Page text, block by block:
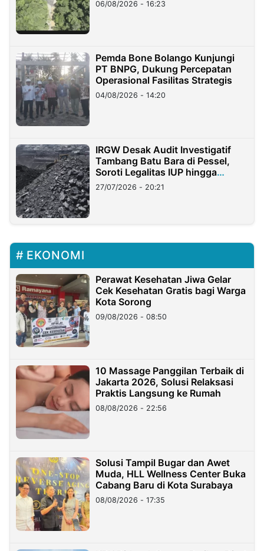
06/08/2026 - 16:23
Pemda Bone Bolango Kunjungi
PT BNPG, Dukung Percepatan
Operasional Fasilitas Strategis
04/08/2026 - 14:20
IRGW Desak Audit Investigatif
Tambang Batu Bara di Pessel,
Soroti Legalitas IUP hingga
Stockpile
27/07/2026 - 20:21
EKONOMI
Perawat Kesehatan Jiwa Gelar
Cek Kesehatan Gratis bagi Warga
Kota Sorong
09/08/2026 - 08:50
10 Massage Panggilan Terbaik di
Jakarta 2026, Solusi Relaksasi
Praktis Langsung ke Rumah
08/08/2026 - 22:56
Solusi Tampil Bugar dan Awet
Muda, HLL Wellness Center Buka
Cabang Baru di Kota Surabaya
08/08/2026 - 17:35